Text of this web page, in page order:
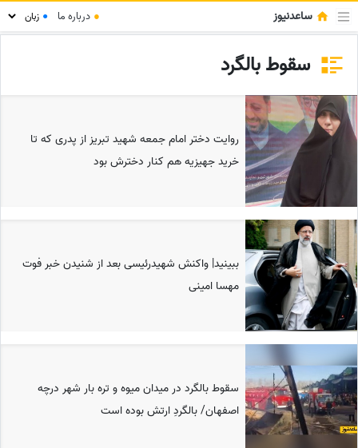
ساعدنیوز ● درباره ما ●
سقوط بالگرد
روایت دختر امام جمعه شهید تبریز از پدری که تا
خرید جهیزیه هم کنار دخترش بود
ببینید| واکنش شهیدرئیسی بعد از شنیدن خبر فوت
مهسا امینی
سقوط بالگرد در میدان میوه و تره بار شهر درچه
اصفهان/ بالگردِ ارتش بوده است